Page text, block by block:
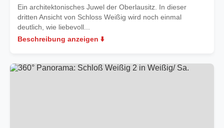
Ein architektonisches Juwel der Oberlausitz. In dieser
dritten Ansicht von Schloss Weißig wird noch einmal
deutlich, wie liebevoll...
Beschreibung anzeigen ⬇️